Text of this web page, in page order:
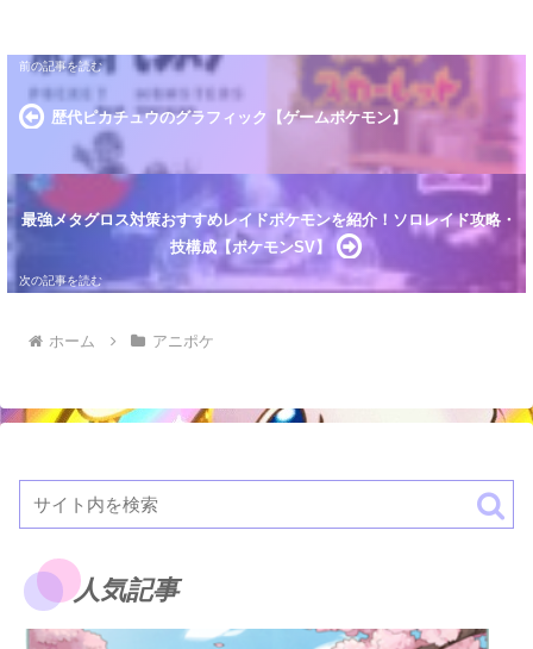
やネモとも再会！ロイは、ネモと久しぶりにバトル
をすることになり…！？ （エピソード｜ポケットモ
ンスター テレビ東京アニメ公式 のこれまでのお話
「第115話：テラ☆キラ！ブルーベリー学園」から引
用しています） お話の感想 ゲ…
歴代ピカチュウのグラフィック【ゲームポケモン】
最強メタグロス対策おすすめレイドポケモンを紹介！ソロレイド攻略・
技構成【ポケモンSV】
ホーム アニポケ
人気記事